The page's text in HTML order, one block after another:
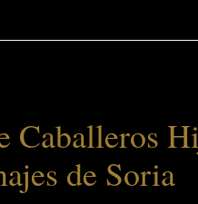
Caballeros
de Soria